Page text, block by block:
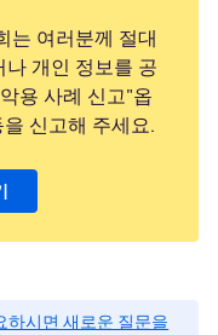
는 여러분께 절대
개인 정보를 공
용 사례 신고"옵
신고해 주세요.
하시면 새로운 질문을